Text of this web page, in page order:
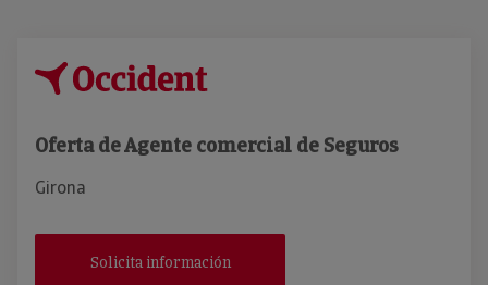
Oferta de Agente comercial de Seguros
Girona
Solicita información